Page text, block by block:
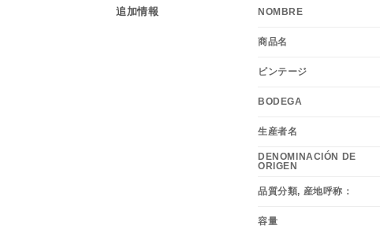
追加情報 NOMBRE
商品名
ビンテージ
BODEGA
生産者名
DENOMINACIÓN DE
ORIGEN
品質分類, 産地呼称：
容量